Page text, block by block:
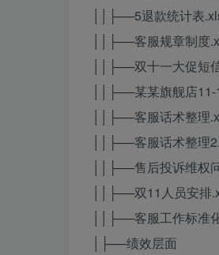
││├──5退款统计表
││├──客服规章制度
││├──双十一大促短
││├──某某旗舰店
││├──客服话术整理
││├──客服话术整理
││├──售后投诉维权
││├──双11人员安排
││├──客服工作标准
│├──绩效层面